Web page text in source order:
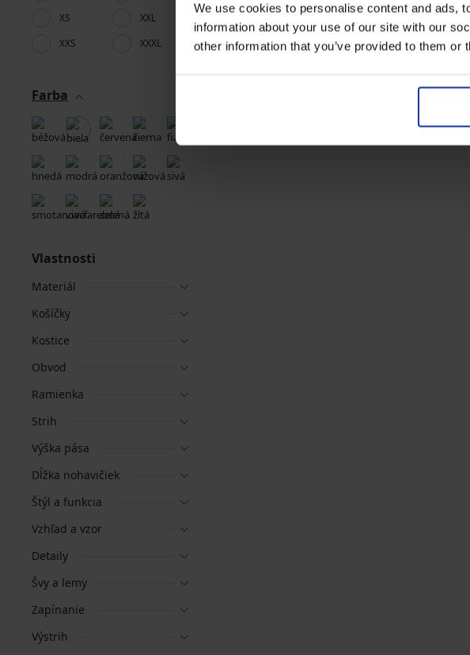
We use cookies to personalise content and ads,
information about your use of our site with our
other information that you’ve provided to them
XS
XXL
XXS
XXXL
Farba
Vlastnosti
Materiál
Košíčky
Kostice
Obvod
Ramienka
Strih
Výška pása
Dĺžka nohavičiek
Štýl a funkcia
Vzhľad a vzor
Detaily
Švy a lemy
Zapínanie
Výstrih